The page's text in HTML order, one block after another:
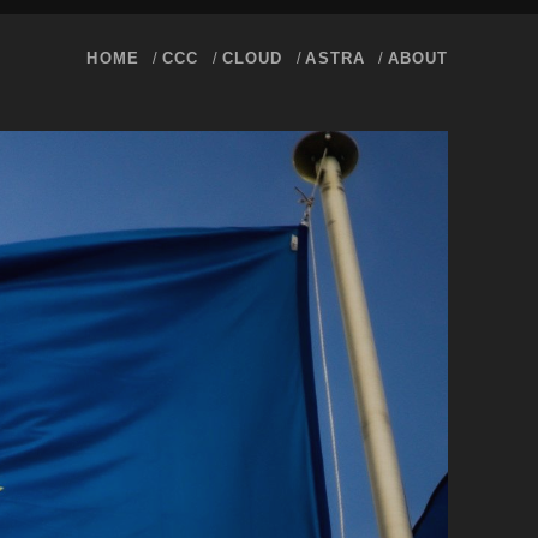
HOME CCC CLOUD ASTRA ABOUT